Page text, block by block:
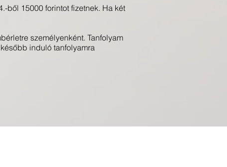
ből 15000 forintot fizetnek. Ha két
személyenként. Tanfolyam
induló tanfolyamra